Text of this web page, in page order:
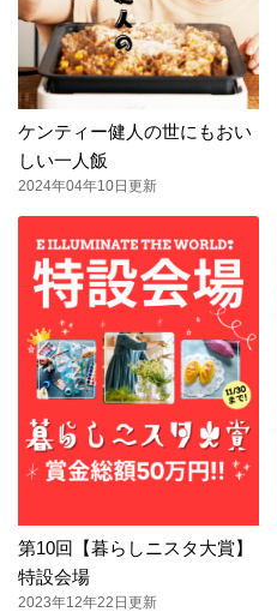
ケンティー健人の世にもおい
しい一人飯
2024年04年10日更新
第10回【暮らしニスタ大賞】
特設会場
2023年12年22日更新